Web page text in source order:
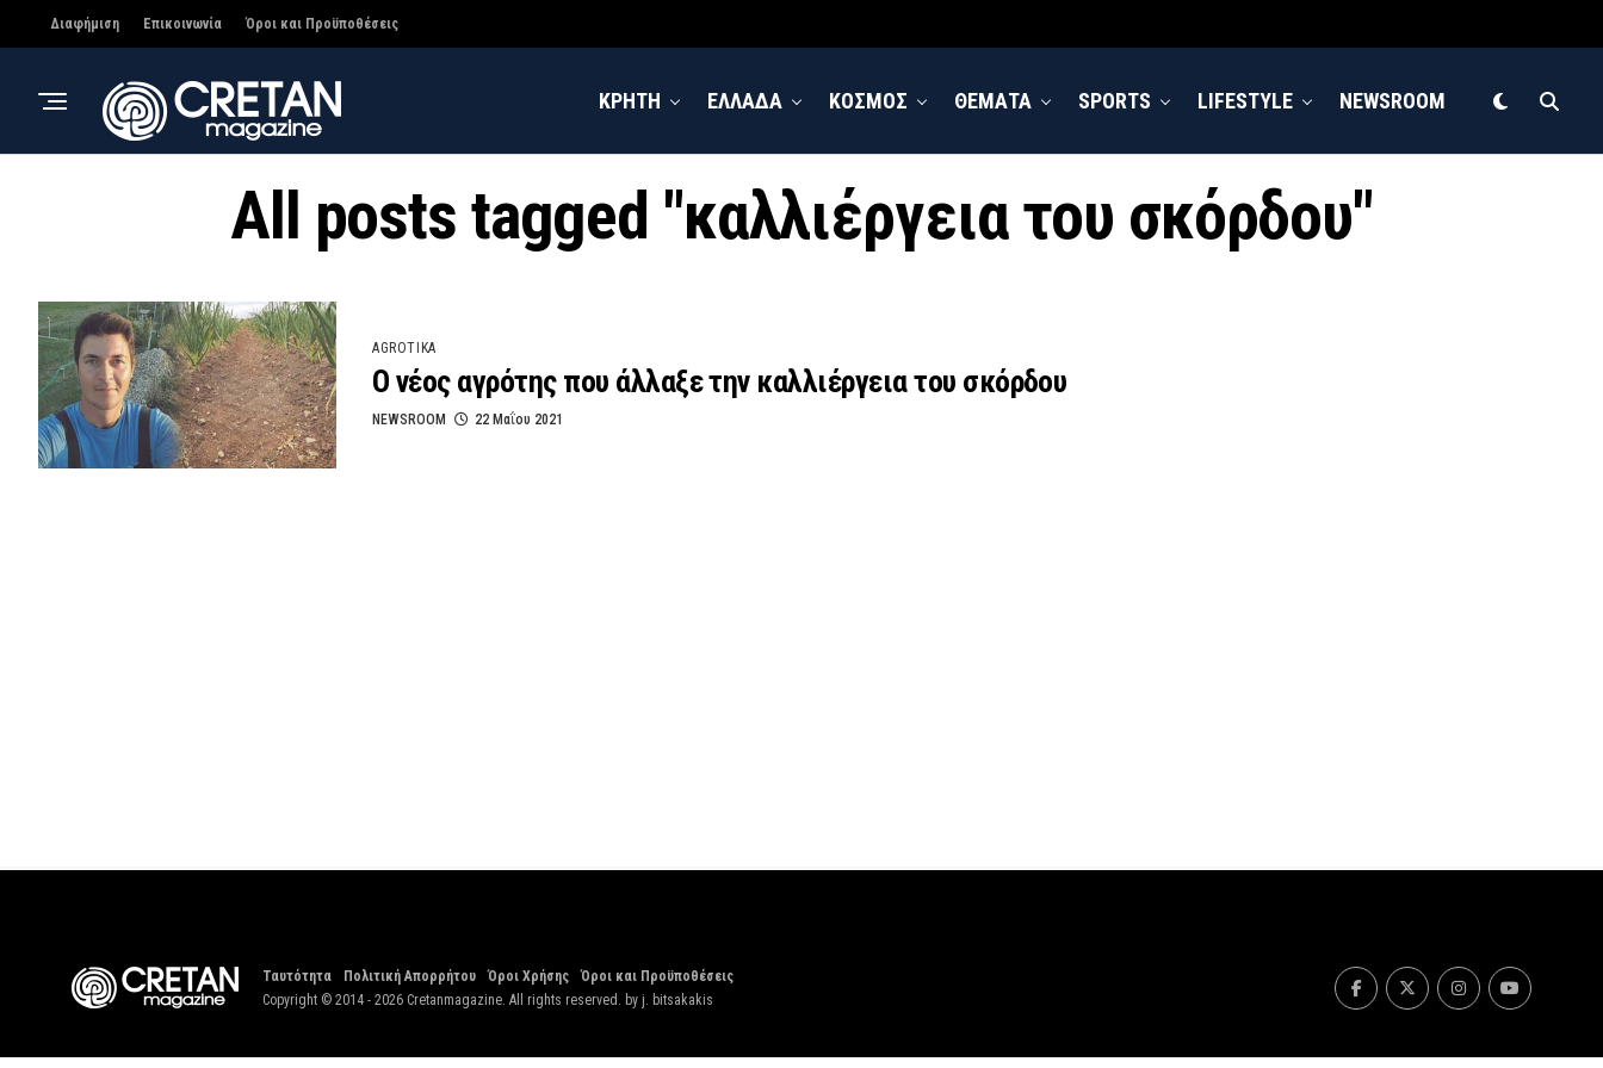
Διαφήμιση Επικοινωνία Όροι και Προϋποθέσεις
ΚΡΗΤΗ ΕΛΛΑΔΑ ΚΟΣΜΟΣ ΘΕΜΑΤΑ SPORTS LIFESTYLE NEWSROOM
All posts tagged "καλλιέργεια του σκόρδου"
AGROTIKA
Ο νέος αγρότης που άλλαξε την καλλιέργεια του σκόρδου
NEWSROOM 22 Μαΐου 2021
Ταυτότητα Πολιτική Απορρήτου Όροι Χρήσης
Όροι και Προϋποθέσεις
Copyright © 2014 - 2026 Cretanmagazine. All rights reserved. by j. bitsakakis